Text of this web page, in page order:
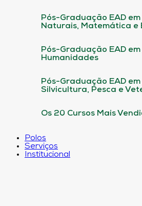
Pós-Graduação EAD
Naturais, Matemática e
Pós-Graduação EAD
Humanidades
Pós-Graduação EAD
Silvicultura, Pesca e
Os 20 Cursos Mais
Polos
Serviços
Institucional